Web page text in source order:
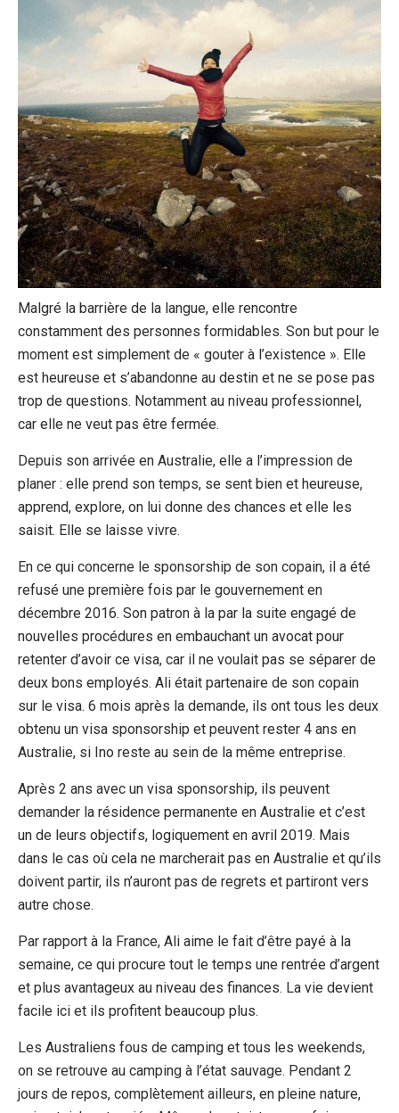
Malgré la barrière de la langue, elle rencontre
constamment des personnes formidables. Son but pour le
moment est simplement de « gouter à l’existence ». Elle
est heureuse et s’abandonne au destin et ne se pose pas
trop de questions. Notamment au niveau professionnel,
car elle ne veut pas être fermée.
Depuis son arrivée en Australie, elle a l’impression de
planer : elle prend son temps, se sent bien et heureuse,
apprend, explore, on lui donne des chances et elle les
saisit. Elle se laisse vivre.
En ce qui concerne le sponsorship de son copain, il a été
refusé une première fois par le gouvernement en
décembre 2016. Son patron à la par la suite engagé de
nouvelles procédures en embauchant un avocat pour
retenter d’avoir ce visa, car il ne voulait pas se séparer de
deux bons employés. Ali était partenaire de son copain
sur le visa. 6 mois après la demande, ils ont tous les deux
obtenu un visa sponsorship et peuvent rester 4 ans en
Australie, si Ino reste au sein de la même entreprise.
Après 2 ans avec un visa sponsorship, ils peuvent
demander la résidence permanente en Australie et c’est
un de leurs objectifs, logiquement en avril 2019. Mais
dans le cas où cela ne marcherait pas en Australie et qu’ils
doivent partir, ils n’auront pas de regrets et partiront vers
autre chose.
Par rapport à la France, Ali aime le fait d’être payé à la
semaine, ce qui procure tout le temps une rentrée d’argent
et plus avantageux au niveau des finances. La vie devient
facile ici et ils profitent beaucoup plus.
Les Australiens fous de camping et tous les weekends,
on se retrouve au camping à l’état sauvage. Pendant 2
jours de repos, complètement ailleurs, en pleine nature,